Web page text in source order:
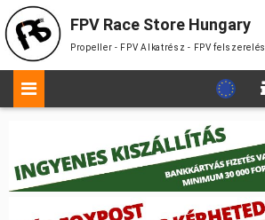
FPV Race Store Hungary
Propeller - FPV Alkatrész - FPV felszerelés